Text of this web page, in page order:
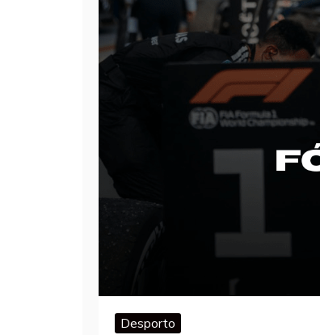
Desporto